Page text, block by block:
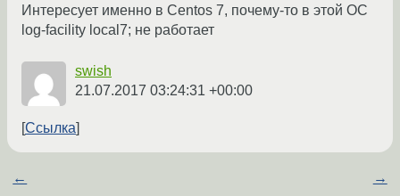
Интересует именно в Centos 7, почему-то в этой ОС
log-facility local7; не работает
swish
21.07.2017 03:24:31 +00:00
Ссылка
← →